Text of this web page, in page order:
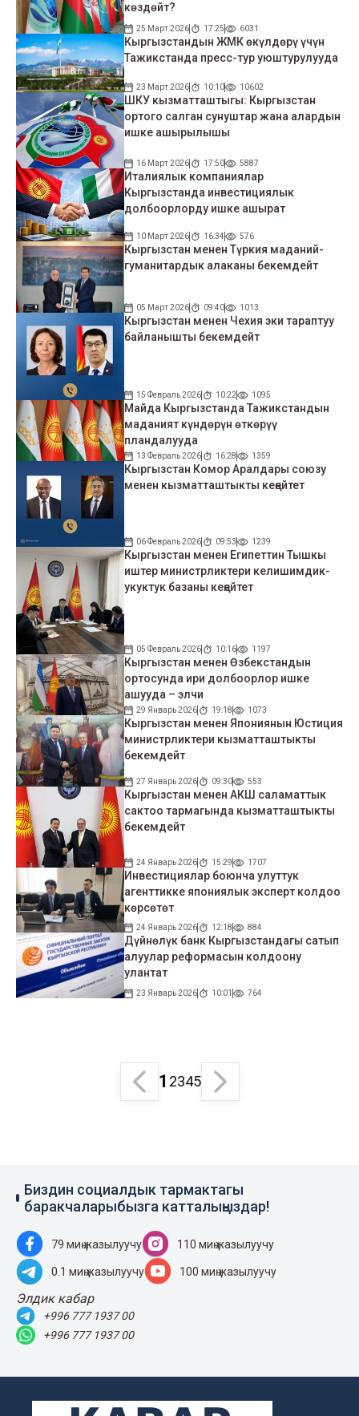
көздөйт?
25 Март 2026 17:25 6031
Кыргызстандын ЖМК өкүлдөрү үчүн
Тажикстанда пресс-тур уюштурулууда
23 Март 2026 10:10 10602
ШКУ кызматташтыгы: Кыргызстан
ортого салган сунуштар жана алардын
ишке ашырылышы
16 Март 2026 17:50 5887
Италиялык компаниялар
Кыргызстанда инвестициялык
долбоорлорду ишке ашырат
10 Март 2026 16:34 576
Кыргызстан менен Түркия маданий-
гуманитардык алаканы бекемдейт
05 Март 2026 09:40 1013
Кыргызстан менен Чехия эки тараптуу
байланышты бекемдейт
15 Февраль 2026 10:22 1095
Майда Кыргызстанда Тажикстандын
маданият күндөрүн өткөрүү
пландалууда
13 Февраль 2026 16:28 1359
Кыргызстан Комор Аралдары союзу
менен кызматташтыкты кеңейтет
06 Февраль 2026 09:53 1239
Кыргызстан менен Египеттин Тышкы
иштер министрликтери келишимдик-
укуктук базаны кеңейтет
05 Февраль 2026 10:16 1197
Кыргызстан менен Өзбекстандын
ортосунда ири долбоорлор ишке
ашууда – элчи
29 Январь 2026 19:18 1073
Кыргызстан менен Япониянын Юстиция
министрликтери кызматташтыкты
бекемдейт
27 Январь 2026 09:30 553
Кыргызстан менен АКШ саламаттык
сактоо тармагында кызматташтыкты
бекемдейт
24 Январь 2026 15:29 1707
Инвестициялар боюнча улуттук
агенттикке япониялык эксперт колдоо
көрсөтөт
24 Январь 2026 12:18 884
Дүйнөлүк банк Кыргызстандагы сатып
алуулар реформасын колдоону
улантат
23 Январь 2026 10:01 764
1 2345
Биздин социалдык тармактагы
баракчаларыбызга катталыңыздар!
79 миң жазылуучу 110 миң жазылуучу
0.1 миң жазылуучу 100 миң жазылуучу
Элдик кабар
+996 777 1937 00
+996 777 1937 00